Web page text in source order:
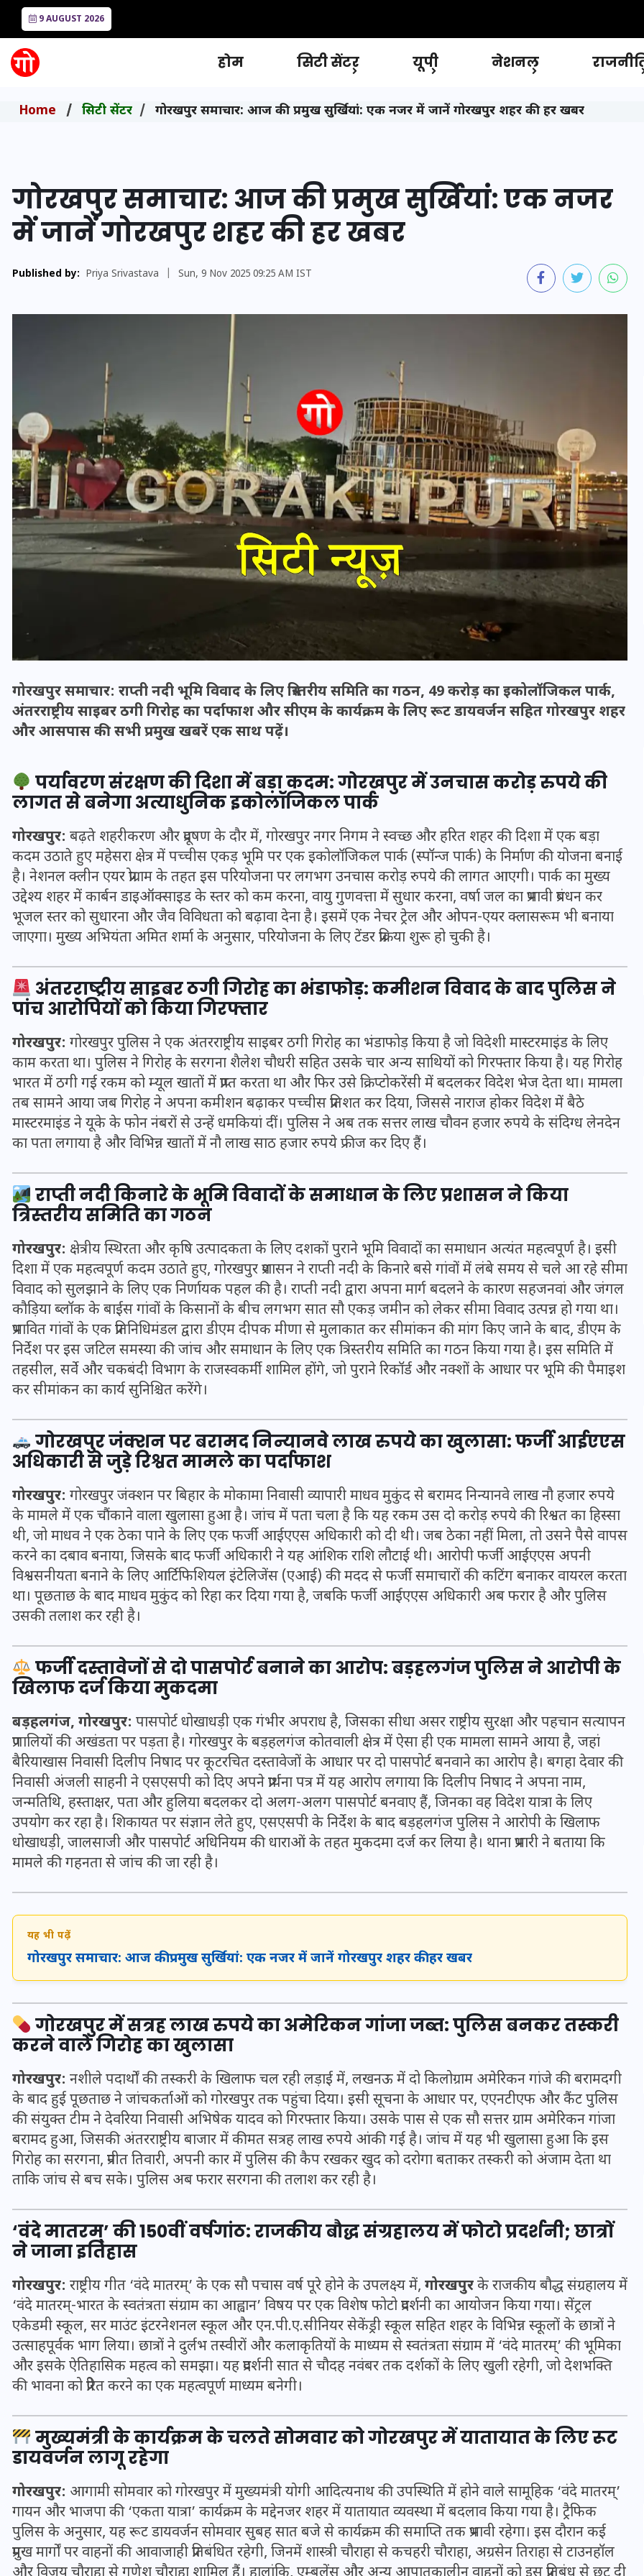
9 AUGUST 2026
होम सिटी सेंटर यूपी नेशनल
Home सिटी सेंटर गोरखपुर समाचार: आज की प्रमुख सुर्खियां: एक नजर में जानें गोरखपुर शहर की हर खबर
गोरखपुर समाचार: आज की प्रमुख सुर्खियां: एक नजर
में जानें गोरखपुर शहर की हर खबर
Published by: Priya Srivastava Sun, 9 Nov 2025 09:25 AM IST
गोरखपुर समाचार: राप्ती नदी भूमि विवाद के लिए त्रिस्तरीय समिति का गठन, 49 करोड़ का इकोलॉजिकल पार्क,
अंतरराष्ट्रीय साइबर ठगी गिरोह का पर्दाफाश और सीएम के कार्यक्रम के लिए रूट डायवर्जन सहित गोरखपुर शहर
और आसपास की सभी प्रमुख खबरें एक साथ पढ़ें।
पर्यावरण संरक्षण की दिशा में बड़ा कदम: गोरखपुर में उनचास करोड़ रुपये की
लागत से बनेगा अत्याधुनिक इकोलॉजिकल पार्क
गोरखपुर: बढ़ते शहरीकरण और प्रदूषण के दौर में, गोरखपुर नगर निगम ने स्वच्छ और हरित शहर की दिशा में एक बड़ा
कदम उठाते हुए महेसरा क्षेत्र में पच्चीस एकड़ भूमि पर एक इकोलॉजिकल पार्क (स्पॉन्ज पार्क) के निर्माण की योजना बनाई
है। नेशनल क्लीन एयर प्रोग्राम के तहत इस परियोजना पर लगभग उनचास करोड़ रुपये की लागत आएगी। पार्क का मुख्य
उद्देश्य शहर में कार्बन डाइऑक्साइड के स्तर को कम करना, वायु गुणवत्ता में सुधार करना, वर्षा जल का प्रभावी प्रबंधन कर
भूजल स्तर को सुधारना और जैव विविधता को बढ़ावा देना है। इसमें एक नेचर ट्रेल और ओपन-एयर क्लासरूम भी बनाया
जाएगा। मुख्य अभियंता अमित शर्मा के अनुसार, परियोजना के लिए टेंडर प्रक्रिया शुरू हो चुकी है।
अंतरराष्ट्रीय साइबर ठगी गिरोह का भंडाफोड़: कमीशन विवाद के बाद पुलिस ने
पांच आरोपियों को किया गिरफ्तार
गोरखपुर: गोरखपुर पुलिस ने एक अंतरराष्ट्रीय साइबर ठगी गिरोह का भंडाफोड़ किया है जो विदेशी मास्टरमाइंड के लिए
काम करता था। पुलिस ने गिरोह के सरगना शैलेश चौधरी सहित उसके चार अन्य साथियों को गिरफ्तार किया है। यह गिरोह
भारत में ठगी गई रकम को म्यूल खातों में प्राप्त करता था और फिर उसे क्रिप्टोकरेंसी में बदलकर विदेश भेज देता था। मामला
तब सामने आया जब गिरोह ने अपना कमीशन बढ़ाकर पच्चीस प्रतिशत कर दिया, जिससे नाराज होकर विदेश में बैठे
मास्टरमाइंड ने यूके के फोन नंबरों से उन्हें धमकियां दीं। पुलिस ने अब तक सत्तर लाख चौवन हजार रुपये के संदिग्ध लेनदेन
का पता लगाया है और विभिन्न खातों में नौ लाख साठ हजार रुपये फ्रीज कर दिए हैं।
राप्ती नदी किनारे के भूमि विवादों के समाधान के लिए प्रशासन ने किया
त्रिस्तरीय समिति का गठन
गोरखपुर: क्षेत्रीय स्थिरता और कृषि उत्पादकता के लिए दशकों पुराने भूमि विवादों का समाधान अत्यंत महत्वपूर्ण है। इसी
दिशा में एक महत्वपूर्ण कदम उठाते हुए, गोरखपुर प्रशासन ने राप्ती नदी के किनारे बसे गांवों में लंबे समय से चले आ रहे सीमा
विवाद को सुलझाने के लिए एक निर्णायक पहल की है। राप्ती नदी द्वारा अपना मार्ग बदलने के कारण सहजनवां और जंगल
कौड़िया ब्लॉक के बाईस गांवों के किसानों के बीच लगभग सात सौ एकड़ जमीन को लेकर सीमा विवाद उत्पन्न हो गया था।
प्रभावित गांवों के एक प्रतिनिधिमंडल द्वारा डीएम दीपक मीणा से मुलाकात कर सीमांकन की मांग किए जाने के बाद, डीएम के
निर्देश पर इस जटिल समस्या की जांच और समाधान के लिए एक त्रिस्तरीय समिति का गठन किया गया है। इस समिति में
तहसील, सर्वे और चकबंदी विभाग के राजस्वकर्मी शामिल होंगे, जो पुराने रिकॉर्ड और नक्शों के आधार पर भूमि की पैमाइश
कर सीमांकन का कार्य सुनिश्चित करेंगे।
गोरखपुर जंक्शन पर बरामद निन्यानवे लाख रुपये का खुलासा: फर्जी आईएएस
अधिकारी से जुड़े रिश्वत मामले का पर्दाफाश
गोरखपुर: गोरखपुर जंक्शन पर बिहार के मोकामा निवासी व्यापारी माधव मुकुंद से बरामद निन्यानवे लाख नौ हजार रुपये
के मामले में एक चौंकाने वाला खुलासा हुआ है। जांच में पता चला है कि यह रकम उस दो करोड़ रुपये की रिश्वत का हिस्सा
थी, जो माधव ने एक ठेका पाने के लिए एक फर्जी आईएएस अधिकारी को दी थी। जब ठेका नहीं मिला, तो उसने पैसे वापस
करने का दबाव बनाया, जिसके बाद फर्जी अधिकारी ने यह आंशिक राशि लौटाई थी। आरोपी फर्जी आईएएस अपनी
विश्वसनीयता बनाने के लिए आर्टिफिशियल इंटेलिजेंस (एआई) की मदद से फर्जी समाचारों की कटिंग बनाकर वायरल करता
था। पूछताछ के बाद माधव मुकुंद को रिहा कर दिया गया है, जबकि फर्जी आईएएस अधिकारी अब फरार है और पुलिस
उसकी तलाश कर रही है।
फर्जी दस्तावेजों से दो पासपोर्ट बनाने का आरोप: बड़हलगंज पुलिस ने आरोपी के
खिलाफ दर्ज किया मुकदमा
बड़हलगंज, गोरखपुर: पासपोर्ट धोखाधड़ी एक गंभीर अपराध है, जिसका सीधा असर राष्ट्रीय सुरक्षा और पहचान सत्यापन
प्रणालियों की अखंडता पर पड़ता है। गोरखपुर के बड़हलगंज कोतवाली क्षेत्र में ऐसा ही एक मामला सामने आया है, जहां
बैरियाखास निवासी दिलीप निषाद पर कूटरचित दस्तावेजों के आधार पर दो पासपोर्ट बनवाने का आरोप है। बगहा देवार की
निवासी अंजली साहनी ने एसएसपी को दिए अपने प्रार्थना पत्र में यह आरोप लगाया कि दिलीप निषाद ने अपना नाम,
जन्मतिथि, हस्ताक्षर, पता और हुलिया बदलकर दो अलग-अलग पासपोर्ट बनवाए हैं, जिनका वह विदेश यात्रा के लिए
उपयोग कर रहा है। शिकायत पर संज्ञान लेते हुए, एसएसपी के निर्देश के बाद बड़हलगंज पुलिस ने आरोपी के खिलाफ
धोखाधड़ी, जालसाजी और पासपोर्ट अधिनियम की धाराओं के तहत मुकदमा दर्ज कर लिया है। थाना प्रभारी ने बताया कि
मामले की गहनता से जांच की जा रही है।
यह भी पढ़ें
गोरखपुर समाचार: आज की प्रमुख सुर्खियां: एक नजर में जानें गोरखपुर शहर की हर खबर
गोरखपुर में सत्रह लाख रुपये का अमेरिकन गांजा जब्त: पुलिस बनकर तस्करी
करने वाले गिरोह का खुलासा
गोरखपुर: नशीले पदार्थों की तस्करी के खिलाफ चल रही लड़ाई में, लखनऊ में दो किलोग्राम अमेरिकन गांजे की बरामदगी
के बाद हुई पूछताछ ने जांचकर्ताओं को गोरखपुर तक पहुंचा दिया। इसी सूचना के आधार पर, एएनटीएफ और कैंट पुलिस
की संयुक्त टीम ने देवरिया निवासी अभिषेक यादव को गिरफ्तार किया। उसके पास से एक सौ सत्तर ग्राम अमेरिकन गांजा
बरामद हुआ, जिसकी अंतरराष्ट्रीय बाजार में कीमत सत्रह लाख रुपये आंकी गई है। जांच में यह भी खुलासा हुआ कि इस
गिरोह का सरगना, प्रनीत तिवारी, अपनी कार में पुलिस की कैप रखकर खुद को दरोगा बताकर तस्करी को अंजाम देता था
ताकि जांच से बच सके। पुलिस अब फरार सरगना की तलाश कर रही है।
‘वंदे मातरम्’ की 150वीं वर्षगांठ: राजकीय बौद्ध संग्रहालय में फोटो प्रदर्शनी; छात्रों
ने जाना इतिहास
गोरखपुर: राष्ट्रीय गीत ‘वंदे मातरम्’ के एक सौ पचास वर्ष पूरे होने के उपलक्ष्य में, गोरखपुरके राजकीय बौद्ध संग्रहालय में
‘वंदे मातरम्-भारत के स्वतंत्रता संग्राम का आह्वान’ विषय पर एक विशेष फोटो प्रदर्शनी का आयोजन किया गया। सेंट्रल
एकेडमी स्कूल, सर माउंट इंटरनेशनल स्कूल और एन.पी.ए.सीनियर सेकेंड्री स्कूल सहित शहर के विभिन्न स्कूलों के छात्रों ने
उत्साहपूर्वक भाग लिया। छात्रों ने दुर्लभ तस्वीरों और कलाकृतियों के माध्यम से स्वतंत्रता संग्राम में ‘वंदे मातरम्’ की भूमिका
और इसके ऐतिहासिक महत्व को समझा। यह प्रदर्शनी सात से चौदह नवंबर तक दर्शकों के लिए खुली रहेगी, जो देशभक्ति
की भावना को प्रेरित करने का एक महत्वपूर्ण माध्यम बनेगी।
मुख्यमंत्री के कार्यक्रम के चलते सोमवार को गोरखपुर में यातायात के लिए रूट
डायवर्जन लागू रहेगा
गोरखपुर: आगामी सोमवार को गोरखपुर में मुख्यमंत्री योगी आदित्यनाथ की उपस्थिति में होने वाले सामूहिक ‘वंदे मातरम्’
गायन और भाजपा की ‘एकता यात्रा’ कार्यक्रम के मद्देनजर शहर में यातायात व्यवस्था में बदलाव किया गया है। ट्रैफिक
पुलिस के अनुसार, यह रूट डायवर्जन सोमवार सुबह सात बजे से कार्यक्रम की समाप्ति तक प्रभावी रहेगा। इस दौरान कई
प्रमुख मार्गों पर वाहनों की आवाजाही प्रतिबंधित रहेगी, जिनमें शास्त्री चौराहा से कचहरी चौराहा, अग्रसेन तिराहा से टाउनहॉल
यूपी लेखपाल भर्ती: ओबीसी को
मिली बड़ी राहत, 2158 पदों पर
बंपर वैकेंसी, जनरल कोटे में भारी
कटौती
वोटर लिस्ट पुनरीक्षण कार्यक्रम में
हुआ बदलाव, देखें नई तारीखों की
पूरी लिस्ट
30 दिसम्बर 2025
भारत में स्टारलिंक की लैंडिंग में
अड़चन: डेटा सिक्योरिटी और
स्पेक्ट्रम की कीमत पर फंसा पेंच,
आया बड़ा अपडेट
30 दिसम्बर 2025
भारत में स्टारलिंक की लैंडिंग में
अड़चन: डेटा सिक्योरिटी और
स्पेक्ट्रम की कीमत पर फंसा पेंच,
आया बड़ा अपडेट
30 दिसम्बर 2025
UPSSSC Lekhpal Recruitment
2025: यूपी में लेखपाल के पदों
पर बंपर भर्ती का विज्ञापन जारी,
जानें कब से शुरू होंगे आवेदन
16 दिसम्बर 2025
UPSSSC Lekhpal Recruitment
पर बंपर भर्ती का विज्ञापन जारी,
जानें कब से शुरू होंगे आवेदन
16 दिसम्बर 2025
जिस कमरे में बिना बिजली-पंखे
के बीते 4 साल, उसे देख भावुक
हुए बृजभूषण सिंह, कहा-यहीं
तपकर बना सोना
जिस कमरे में बिना बिजली-पंखे
के बीते 4 साल, उसे देख भावुक
हुए बृजभूषण सिंह, कहा-यहीं
तपकर बना सोना
क्या कहते हैं आपके सितारे (25
अगस्त से 31 अगस्त)
क्या कहते हैं आपके सितारे (25
अगस्त से 31 अगस्त)
मन के हारे हार है!
19 सितम्बर 2024
मन के हारे हार है!